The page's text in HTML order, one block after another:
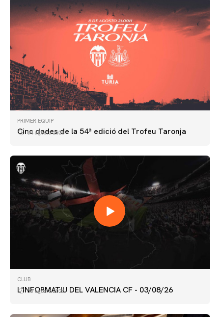
PRIMER EQUIP
Cinc dades de la 54ª edició del Trofeu Taronja
04 agosto 2026
CLUB
L'INFORMATIU DEL VALENCIA CF - 03/08/26
03 agosto 2026